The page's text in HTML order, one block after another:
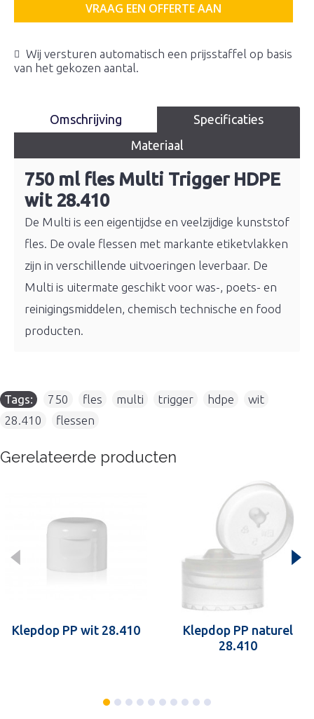
VRAAG EEN OFFERTE AAN
Wij versturen automatisch een prijsstaffel op basis
van het gekozen aantal.
Omschrijving
Specificaties
Materiaal
750 ml fles Multi Trigger HDPE
wit 28.410
De Multi is een eigentijdse en veelzijdige kunststof
fles. De ovale flessen met markante etiketvlakken
zijn in verschillende uitvoeringen leverbaar. De
Multi is uitermate geschikt voor was-, poets- en
reinigingsmiddelen, chemisch technische en food
producten.
Tags: 750 fles multi trigger hdpe wit
28.410
flessen
Gerelateerde producten
Klepdop PP wit 28.410
Klepdop PP naturel
28.410